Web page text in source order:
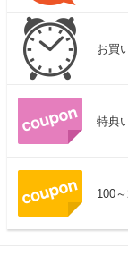
お買
特典
100